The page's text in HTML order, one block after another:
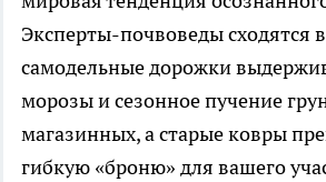
Эксперты-почвоведы сходятся
самодельные дорожки
морозы и сезонное пучение
магазинных, а старые ковры
гибкую «броню» для вашего